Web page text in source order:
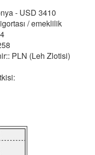
- USD 3410
/ emeklilik
PLN (Leh Zlotisi)